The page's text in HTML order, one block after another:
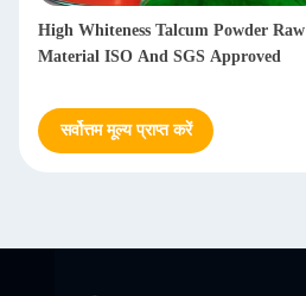
High Whiteness Talcum Powder Raw
Material ISO And SGS Approved
सर्वोत्तम मूल्य प्राप्त करें